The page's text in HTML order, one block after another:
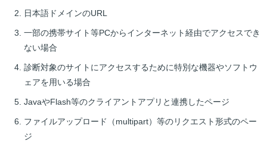
日本語ドメインのURL
一部の携帯サイト等PCからインターネット経由でアクセスでき
ない場合
診断対象のサイトにアクセスするために特別な機器やソフトウ
ェアを用いる場合
JavaやFlash等のクライアントアプリと連携したページ
ファイルアップロード（multipart）等のリクエスト形式のペー
ジ